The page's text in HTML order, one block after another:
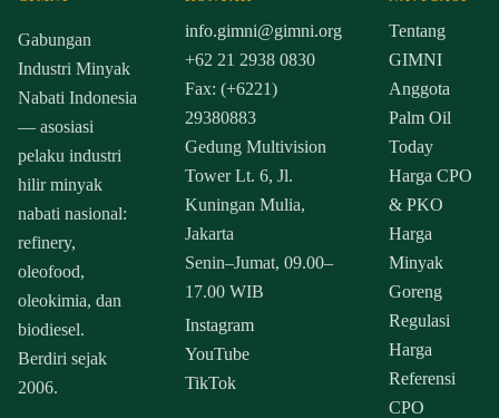
Gabungan
Industri Minyak
Nabati Indonesia
— asosiasi
pelaku industri
hilir minyak
nabati nasional:
refinery,
oleofood,
oleokimia, dan
biodiesel.
Berdiri sejak
2006.
info.gimni@gimni.org
+62 21 2938 0830
Fax: (+6221)
29380883
Gedung Multivision
Tower Lt. 6, Jl.
Kuningan Mulia,
Jakarta
Senin–Jumat, 09.00–
17.00 WIB
Instagram
YouTube
TikTok
Tentang
GIMNI
Anggota
Palm Oil
Today
Harga CPO
& PKO
Harga
Minyak
Goreng
Regulasi
Harga
Referensi
CPO